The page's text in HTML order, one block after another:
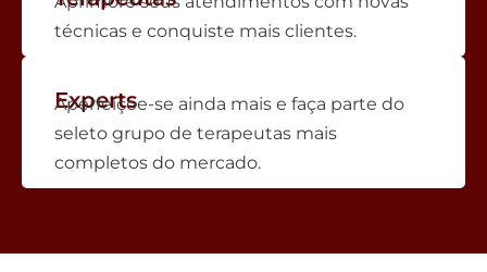
técnicas e conquiste mais clientes.
Experts
Aperfeiçoe-se ainda mais e faça parte do
seleto grupo de terapeutas mais
completos do mercado.